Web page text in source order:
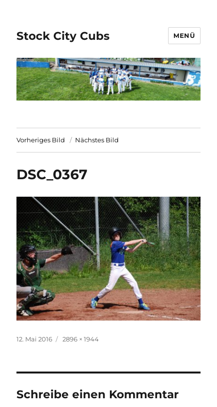
Stock City Cubs MENÜ
Vorheriges Bild Nächstes Bild
DSC_0367
Veröffentlicht
12. Mai 2016 Originalgröße
2896 × 1944
Schreibe einen Kommentar